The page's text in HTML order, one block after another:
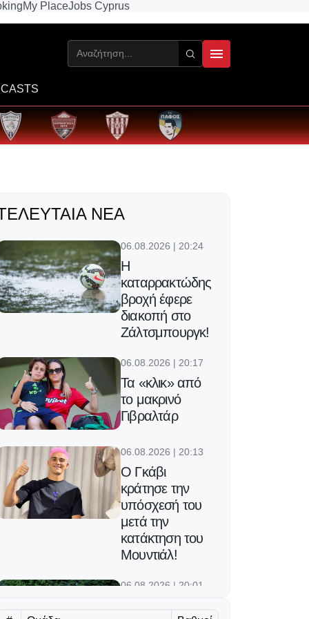
My PlaceJobs Cyprus
ΝΈΑ
06.08.2026 | 20:24
Η
καταρρακτώδης
βροχή έφερε
διακοπή στο
Ζάλτσμπουργκ!
06.08.2026 | 20:17
Τα «κλικ» από
το μακρινό
Γιβραλτάρ
06.08.2026 | 20:13
Ο Γκάβι
κράτησε την
υπόσχεσή του
μετά την
κατάκτηση του
Μουντιάλ!
06.08.2026 | 20:01